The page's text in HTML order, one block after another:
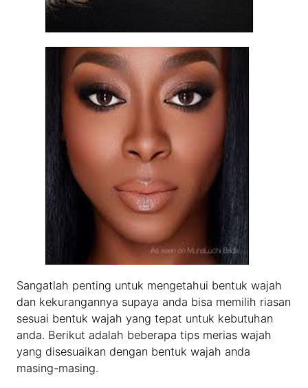
Sangatlah penting untuk mengetahui bentuk wajah
dan kekurangannya supaya anda bisa memilih riasan
sesuai bentuk wajah yang tepat untuk kebutuhan
anda. Berikut adalah beberapa tips merias wajah
yang disesuaikan dengan bentuk wajah anda
masing-masing.